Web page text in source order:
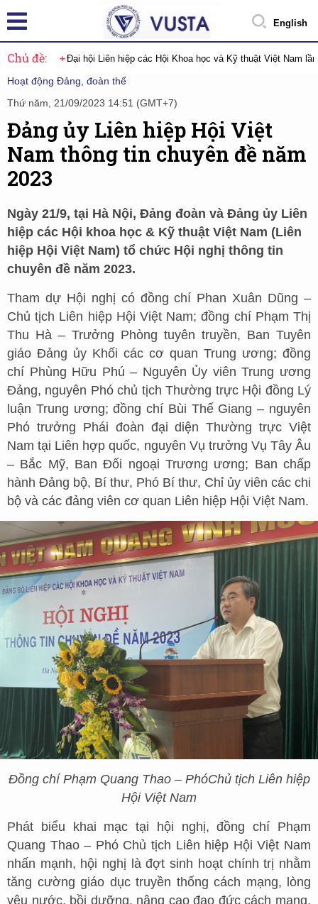
English
Chủ đề: Đại hội Liên hiệp các Hội Khoa học và Kỹ thuật Việt Nam
Hoạt động Đảng, đoàn thể
Thứ năm, 21/09/2023 14:51 (GMT+7)
Đảng ủy Liên hiệp Hội Việt
Nam thông tin chuyên đề năm
2023
Ngày 21/9, tại Hà Nội, Đảng đoàn và Đảng ủy Liên
hiệp các Hội khoa học & Kỹ thuật Việt Nam (Liên
hiệp Hội Việt Nam) tổ chức Hội nghị thông tin
chuyên đề năm 2023.
Tham dự Hội nghị có đồng chí Phan Xuân Dũng –
Chủ tịch Liên hiệp Hội Việt Nam; đồng chí Phạm Thị
Thu Hà – Trưởng Phòng tuyên truyền, Ban Tuyên
giáo Đảng ủy Khối các cơ quan Trung ương; đồng
chí Phùng Hữu Phú – Nguyên Ủy viên Trung ương
Đảng, nguyên Phó chủ tịch Thường trực Hội đồng Lý
luận Trung ương; đồng chí Bùi Thế Giang – nguyên
Phó trưởng Phái đoàn đại diện Thường trực Việt
Nam tại Liên hợp quốc, nguyên Vụ trưởng Vụ Tây Âu
– Bắc Mỹ, Ban Đối ngoại Trương ương; Ban chấp
hành Đảng bộ, Bí thư, Phó Bí thư, Chỉ ủy viên các chi
bộ và các đảng viên cơ quan Liên hiệp Hội Việt Nam.
Đồng chí Phạm Quang Thao – PhóChủ tịch Liên hiệp
Hội Việt Nam
Phát biểu khai mạc tại hội nghị, đồng chí Phạm
Quang Thao – Phó Chủ tịch Liên hiệp Hội Việt Nam
nhấn mạnh, hội nghị là đợt sinh hoạt chính trị nhằm
tăng cường giáo dục truyền thống cách mạng, lòng
yêu nước, bồi dưỡng, nâng cao đạo đức cách mạng,